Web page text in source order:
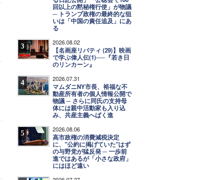
回以上の黙秘権行使」が物議
─ トランプ政権の最終的な狙
いは「中国の責任追及」にあ
る
3 2026.08.02
【名画座リバティ (29)】映画
で学ぶ偉人伝(1)──『若き日
のリンカーン』
4 2026.07.31
マムダニNY市長、裕福な不
動産所有者の個人情報公開で
物議 ─ さらに同氏の支持母
体には親中活動家も入り込
み、共産主義へばく進
5 2026.08.06
高市政権の消費減税決定
に、"公約に掲げていた"はず
の与野党が猛反発 ─ 一歩前
進ではあるが「小さな政府」
にはほど遠い